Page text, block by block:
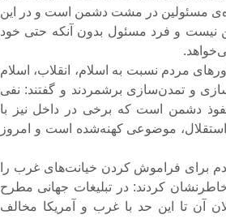
مسئولین در مشت دشمن است و در این
نیست و فرد مسئول بدون آنکه حتی خود
مردم نسبت به اسلام، انقلاب، اسلام
و تمدن‌سازی برشمردند و گفتند: نفی
دشمن است که برخی در داخل نیز با
موضوعی کهنه‌شده است و امروز
برای فراموش کردن خیانت‌های غرب را
کردند: در تبلیغات جهانی مطرح
آن تا این حد با غرب و آمریکا مخالف